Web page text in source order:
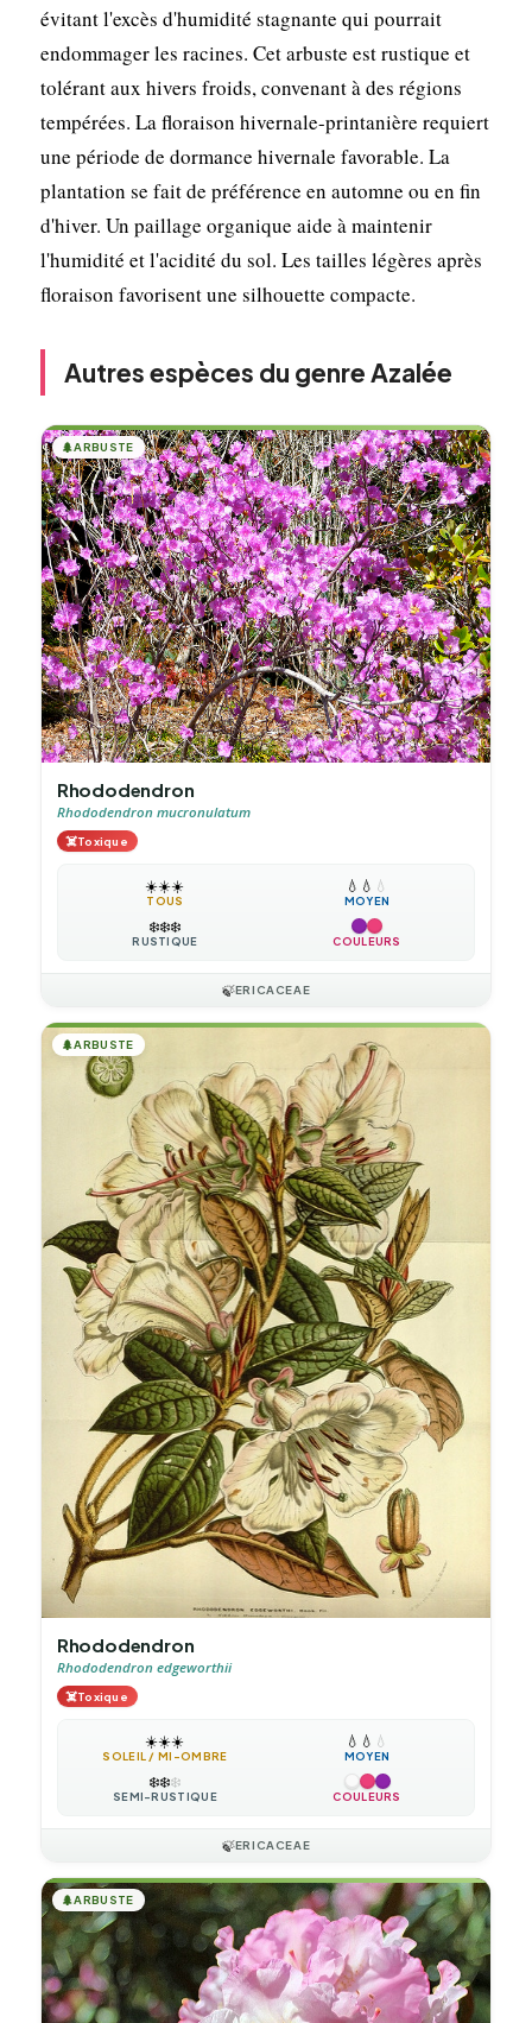
évitant l'excès d'humidité stagnante qui pourrait
endommager les racines. Cet arbuste est rustique et
tolérant aux hivers froids, convenant à des régions
tempérées. La floraison hivernale-printanière requiert
une période de dormance hivernale favorable. La
plantation se fait de préférence en automne ou en fin
d'hiver. Un paillage organique aide à maintenir
l'humidité et l'acidité du sol. Les tailles légères après
floraison favorisent une silhouette compacte.
Autres espèces du genre Azalée
🌲ARBUSTE
Rhododendron
Rhododendron mucronulatum
☠️Toxique
☀️☀️☀️
TOUS
💧 💧 💧
MOYEN
❄️❄️❄️
RUSTIQUE COULEURS
🍃ERICACEAE
🌲ARBUSTE
Rhododendron
Rhododendron edgeworthii
☠️Toxique
☀️☀️☀️
SOLEIL / MI-OMBRE
💧 💧 💧
MOYEN
❄️❄️❄️
SEMI-RUSTIQUE COULEURS
🍃ERICACEAE
🌲ARBUSTE